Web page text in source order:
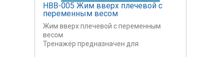
НВВ-005 Жим вверх плечевой с
переменным весом
Жим вверх плечевой с переменным
весом
Тренажёр предназначен для